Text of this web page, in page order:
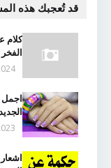
قد تُعجبك هذه
كلام
اجمل